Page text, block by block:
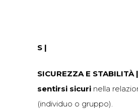
S |
SICUREZZA E STABILITÀ |
sentirsi sicuri nella
(individuo o gruppo).